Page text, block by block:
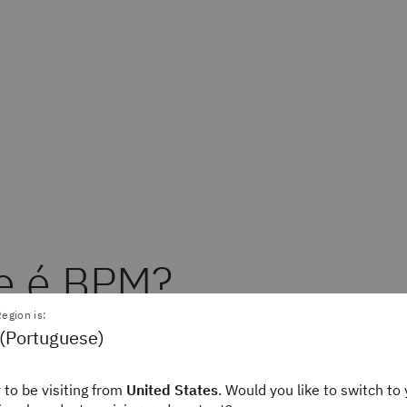
é BPM?
de processo empresarial (BPM), conforme
a estratégia e os processos de negócios.
is:
to be visiting from United States. Would you like to switch to